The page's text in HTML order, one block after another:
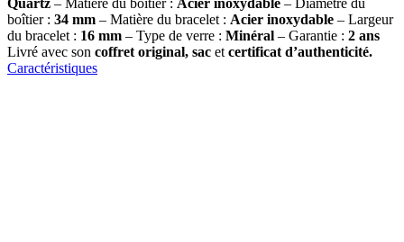
boîtier : 34 mm – Matière du bracelet : Acier inoxydable – Largeur
du bracelet : 16 mm – Type de verre : Minéral – Garantie : 2 ans
Livré avec son coffret original, sac et certificat d’authenticité.
Caractéristiques